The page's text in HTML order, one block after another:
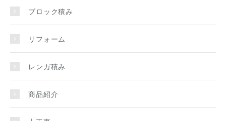
ブロック積み
リフォーム
レンガ積み
商品紹介